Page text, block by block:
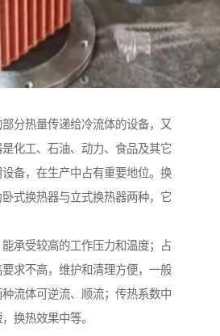
分热量传递给冷流体的设备，又
化工、石油、动力、食品及其它
备，在生产中占有重要地位。换
式换热器与立式换热器两种，它
承受较高的工作压力和温度；占
求不高，维护和清理方便，一般
流体可逆流、顺流；传热系数中
换热效果中等。